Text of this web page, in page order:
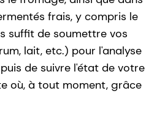
frais, y compris le
suffit de soumettre vos
lait, etc.) pour l'analyse
de suivre l'état de votre
où, à tout moment, grâce